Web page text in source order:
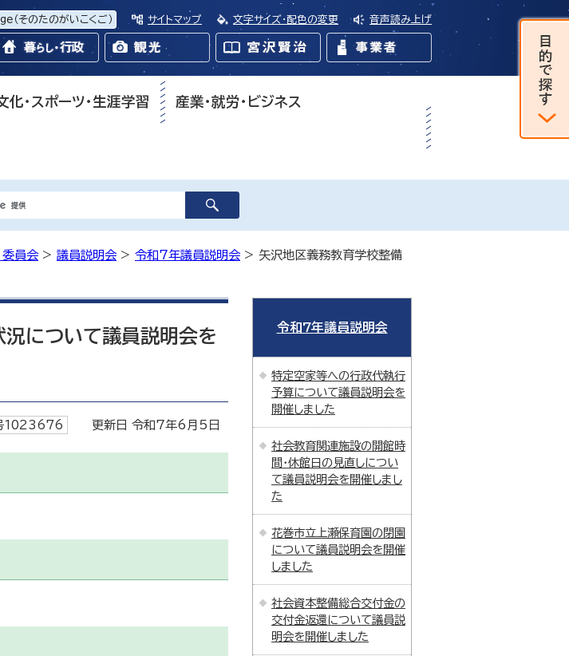
（そのたのがいこくご） サイトマップ 文字サイズ・配色の変更 音声読み上げ
化・スポーツ・生涯学習 産業・就労・ビジネス
委員会 > 議員説明会 > 令和7年議員説明会 > 矢沢地区義務教育学校整備
について議員説明会を
1023676 更新日 令和7年6月5日
令和7年議員説明会
特定空家等への行政代執行
予算について議員説明会を
開催しました
社会教育関連施設の開館時
間・休館日の見直しについ
て議員説明会を開催しまし
た
花巻市立上瀬保育園の閉園
について議員説明会を開催
しました
社会資本整備総合交付金の
交付金返還について議員説
明会を開催しました